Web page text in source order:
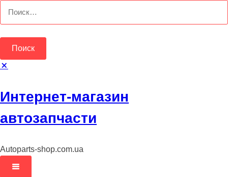
Интернет-магазин
автозапчасти
Autoparts-shop.com.ua